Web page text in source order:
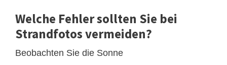
Welche Fehler sollten Sie bei
Strandfotos vermeiden?
Beobachten Sie die Sonne